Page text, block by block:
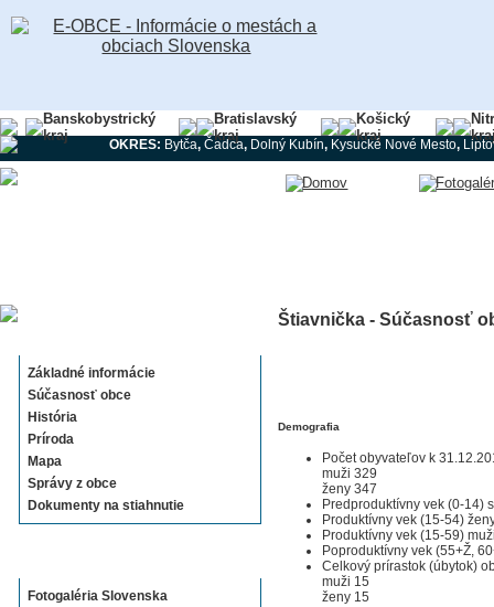
Banskobystrický
kraj
Bratislavský
kraj
Košický
kraj
OKRES: Bytča,Čadca, Dolný Kubín, Kysucké Nové Mesto,
Základné informácie
Súčasnosť obce
História
Príroda
Mapa
Správy z obce
Dokumenty na stiahnutie
Fotogaléria Slovenska
Štiavnička - Súčasnosť
Demografia
Počet obyvateľov k
muži 329
ženy 347
Predproduktívny vek (0-14)
Produktívny vek (15-54)
Produktívny vek (15-59)
Poproduktívny vek (55+Ž,
Celkový prírastok (úbytok)
muži 15
ženy 15